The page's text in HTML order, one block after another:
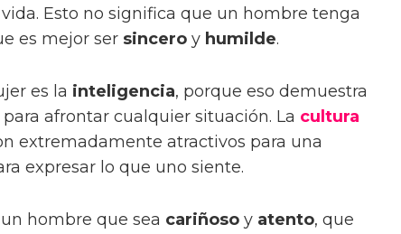
Esto no significa que un hombre tenga
es mejor ser sincero y humilde.
es la inteligencia, porque eso demuestra
para afrontar cualquier situación. La cultura
extremadamente atractivos para una
expresar lo que uno siente.
hombre que sea cariñoso y atento, que